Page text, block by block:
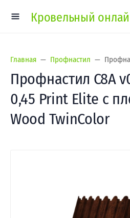
Кровельный
Главная Профнастил
Профнастил С8A
0,45 Print Elite с
Wood TwinColor